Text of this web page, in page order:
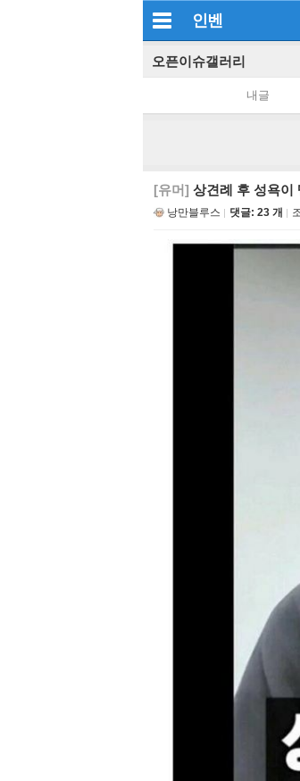
인벤
오픈이슈갤러리
내글
[유머] 상견례 후 성욕이
낭만블루스 댓글: 23 개